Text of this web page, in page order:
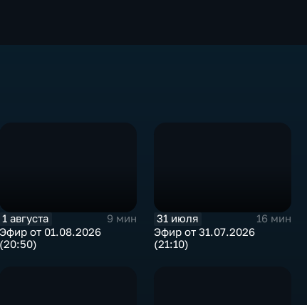
1 августа
9 мин
Эфир от 01.08.2026
(20:50)
31 июля
16 мин
Эфир от 31.07.2026
(21:10)